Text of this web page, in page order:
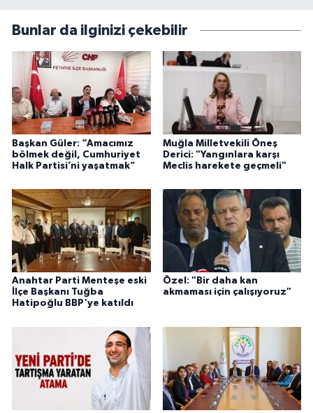
Bunlar da ilginizi çekebilir
Başkan Güler: “Amacımız
bölmek değil, Cumhuriyet
Halk Partisi’ni yaşatmak”
Muğla Milletvekili Öneş
Derici: "Yangınlara karşı
Meclis harekete geçmeli"
Anahtar Parti Menteşe eski
İlçe Başkanı Tuğba
Hatipoğlu BBP'ye katıldı
Özel: "Bir daha kan
akmaması için çalışıyoruz"